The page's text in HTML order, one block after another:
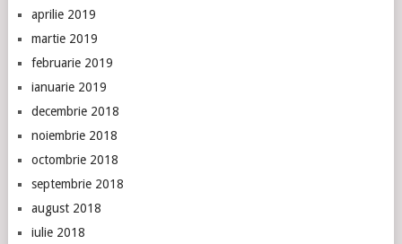
aprilie 2019
martie 2019
februarie 2019
ianuarie 2019
decembrie 2018
noiembrie 2018
octombrie 2018
septembrie 2018
august 2018
iulie 2018